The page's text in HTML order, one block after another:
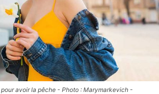
avoir la pêche - Photo : Marymarkevich -